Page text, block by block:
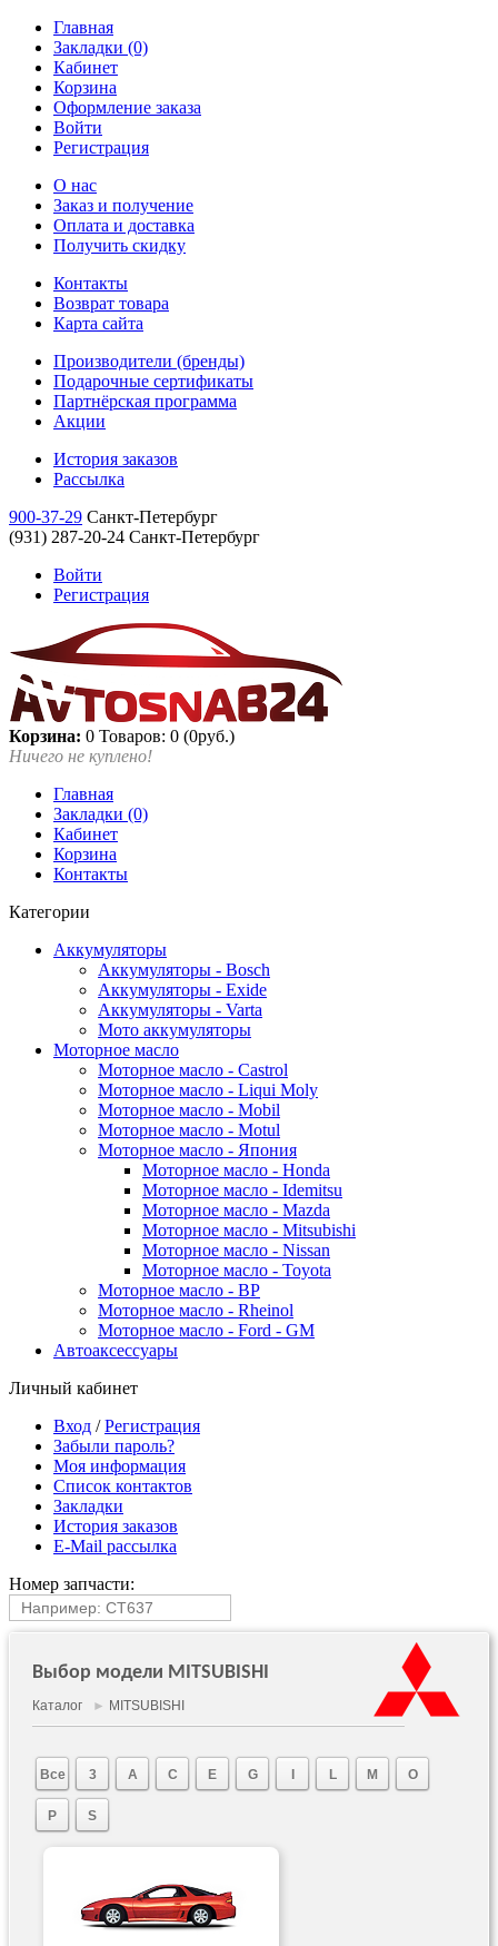
Главная
Закладки (0)
Кабинет
Корзина
Оформление заказа
Войти
Регистрация
О нас
Заказ и получение
Оплата и доставка
Получить скидку
Контакты
Возврат товара
Карта сайта
Производители (бренды)
Подарочные сертификаты
Партнёрская программа
Акции
История заказов
Рассылка
900-37-29 Санкт-Петербург
(931) 287-20-24 Санкт-Петербург
Войти
Регистрация
Корзина: 0 Товаров: 0 (0руб.)
Ничего не куплено!
Главная
Закладки (0)
Кабинет
Корзина
Контакты
Категории
Аккумуляторы
Аккумуляторы - Bosch
Аккумуляторы - Exide
Аккумуляторы - Varta
Мото аккумуляторы
Моторное масло
Моторное масло - Castrol
Моторное масло - Liqui Moly
Моторное масло - Mobil
Моторное масло - Motul
Моторное масло - Япония
Моторное масло - Honda
Моторное масло - Idemitsu
Моторное масло - Mazda
Моторное масло - Mitsubishi
Моторное масло - Nissan
Моторное масло - Toyota
Моторное масло - BP
Моторное масло - Rheinol
Моторное масло - Ford - GM
Автоаксессуары
Личный кабинет
Вход /Регистрация
Забыли пароль?
Моя информация
Список контактов
Закладки
История заказов
E-Mail рассылка
Номер запчасти:
Выбор модели MITSUBISHI
Каталог ► MITSUBISHI
Все 3 A C E G L M O
P S